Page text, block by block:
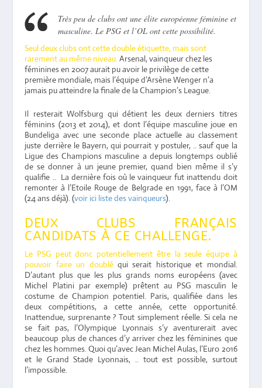
Très peu de clubs ont une élite européenne féminine et
masculine. Le PSG et l’OL ont cette possibilité.
Seul deux clubs ont cette double étiquette, mais sont
rarement au même niveau.Arsenal, vainqueur chez les
féminines en 2007 aurait pu avoir le privilège de cette
première mondiale, mais l’équipe d’Arsène Wenger n’a
jamais pu atteindre la finale de la Champion’s League.
Il resterait Wolfsburg qui détient les deux derniers titres
féminins (2013 et 2014), et dont l’équipe masculine joue en
Bundeliga avec une seconde place actuelle au classement
juste derrière le Bayern, qui pourrait y postuler, .. sauf que la
Ligue des Champions masculine a depuis longtemps oublié
de se donner à un jeune premier, quand bien même il s’y
qualifie .. La dernière fois où le vainqueur fut inattendu doit
remonter à l’Etoile Rouge de Belgrade en 1991, face à l’OM
(24 ans déjà). (voir ici liste des vainqueurs).
DEUX CLUBS FRANÇAIS
CANDIDATS À CE CHALLENGE.
Le PSG peut donc potentiellement être la seule équipe à
pouvoir faire un doubléqui serait historique et mondial.
D’autant plus que les plus grands noms européens (avec
Michel Platini par exemple) prêtent au PSG masculin le
costume de Champion potentiel. Paris, qualifiée dans les
deux compétitions, a cette année, cette opportunité.
Inattendue, surprenante ? Tout simplement réelle. Si cela ne
se fait pas, l’Olympique Lyonnais s’y aventurerait avec
beaucoup plus de chances d’y arriver chez les féminines que
chez les hommes. Quoi qu’avec Jean Michel Aulas, l’Euro 2016
et le Grand Stade Lyonnais, .. tout est possible, surtout
l’impossible.